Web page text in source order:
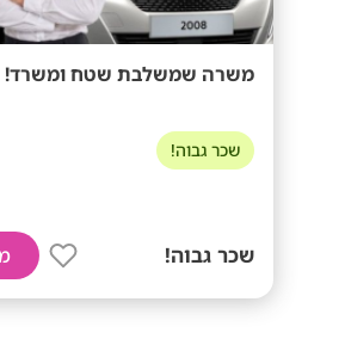
משרה שמשלבת שטח ומשרד!
שכר גבוה!
שכר גבוה!